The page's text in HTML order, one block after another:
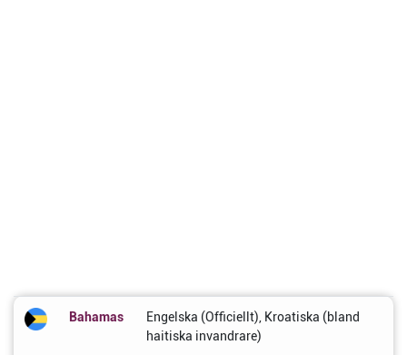
Bahamas
Engelska (Officiellt), Kroatiska (bland
haitiska invandrare)